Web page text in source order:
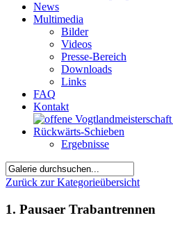
News
Multimedia
Bilder
Videos
Presse-Bereich
Downloads
Links
FAQ
Kontakt
Ergebnisse
Zurück zur Kategorieübersicht
1. Pausaer Trabantrennen